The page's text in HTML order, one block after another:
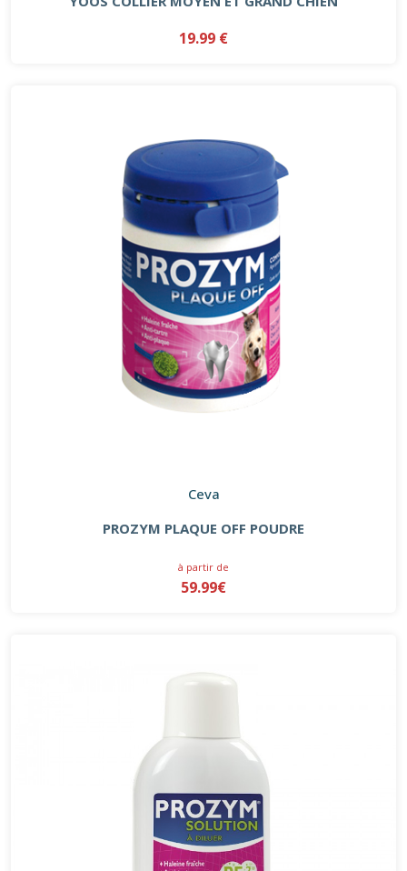
19.99 €
Ceva
PROZYM PLAQUE OFF POUDRE
à partir de
59.99€